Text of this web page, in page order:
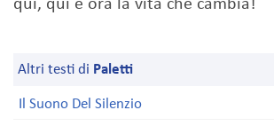
qui, qui e ora la vita che cambia!
Altri testi di Paletti
Il Suono Del Silenzio